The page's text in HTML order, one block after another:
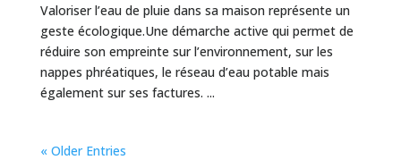
Valoriser l’eau de pluie dans sa maison représente un
geste écologique.Une démarche active qui permet de
réduire son empreinte sur l’environnement, sur les
nappes phréatiques, le réseau d’eau potable mais
également sur ses factures. ...
« Older Entries